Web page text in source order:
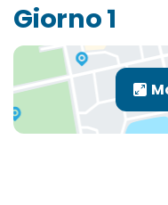
Giorno 1